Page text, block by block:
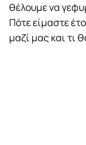
θέλουμε να
Πότε είμαστε
μαζί μας και τι